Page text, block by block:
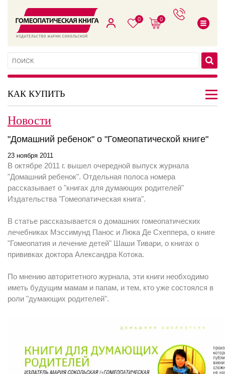
0 0
КАК КУПИТЬ
Новости
"Домашний ребенок" о "Гомеопатической книге"
23 ноября 2011
В октябре 2011 г. вышел очередной выпуск журнала
"Домашний ребенок". Отдельная полоса номера
рассказывает о "книгах для думающих родителей"
Издательства "Гомеопатическая книга".
В статье рассказывается о домашних гомеопатических
лечебниках Мэссимунд Панос и Люка Де Схеппера, о книге
"Гомеопатия и лечение детей" Шаши Тивари, о книгах о
прививках доктора Александра Котока.
По мнению авторитетного журнала, эти книги необходимо
иметь будущим мамам и папам, и тем, кто уже состоялся в
роли "думающих родителей".